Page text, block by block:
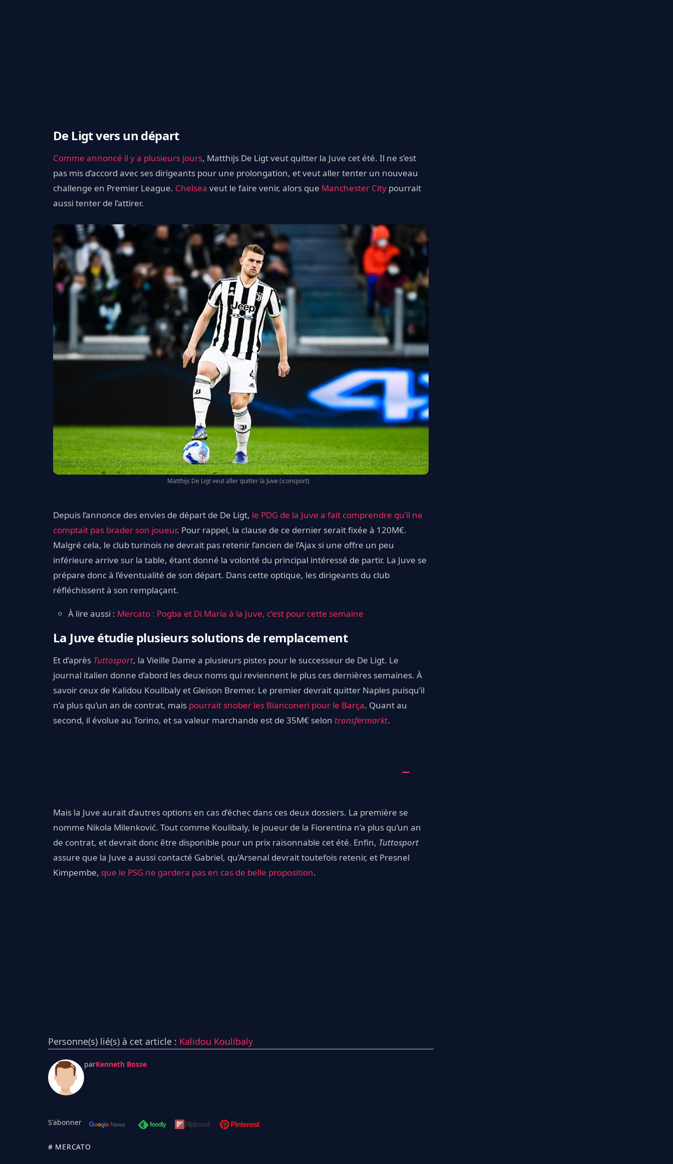
De Ligt vers un départ
Comme annoncé il y a plusieurs jours, Matthijs De Ligt veut quitter la Juve cet été. Il ne s’est
pas mis d’accord avec ses dirigeants pour une prolongation, et veut aller tenter un nouveau
challenge en Premier League. Chelsea veut le faire venir, alors que Manchester City pourrait
aussi tenter de l’attirer.
Matthijs De Ligt veut aller quitter la Juve (iconsport)
Depuis l’annonce des envies de départ de De Ligt, le PDG de la Juve a fait comprendre qu’il ne
comptait pas brader son joueur. Pour rappel, la clause de ce dernier serait fixée à 120M€.
Malgré cela, le club turinois ne devrait pas retenir l’ancien de l’Ajax si une offre un peu
inférieure arrive sur la table, étant donné la volonté du principal intéressé de partir. La Juve se
prépare donc à l’éventualité de son départ. Dans cette optique, les dirigeants du club
réfléchissent à son remplaçant.
À lire aussi : Mercato : Pogba et Di María à la Juve, c’est pour cette semaine
La Juve étudie plusieurs solutions de remplacement
Et d’après Tuttosport, la Vieille Dame a plusieurs pistes pour le successeur de De Ligt. Le
journal italien donne d’abord les deux noms qui reviennent le plus ces dernières semaines. À
savoir ceux de Kalidou Koulibaly et Gleison Bremer. Le premier devrait quitter Naples puisqu’il
n’a plus qu’un an de contrat, mais pourrait snober les Bianconeri pour le Barça. Quant au
second, il évolue au Torino, et sa valeur marchande est de 35M€ selon transfermarkt.
Mais la Juve aurait d’autres options en cas d’échec dans ces deux dossiers. La première se
nomme Nikola Milenković. Tout comme Koulibaly, le joueur de la Fiorentina n’a plus qu’un an
de contrat, et devrait donc être disponible pour un prix raisonnable cet été. Enfin, Tuttosport
assure que la Juve a aussi contacté Gabriel, qu’Arsenal devrait toutefois retenir, et Presnel
Kimpembe, que le PSG ne gardera pas en cas de belle proposition.
Personne(s) lié(s) à cet article : Kalidou Koulibaly
parKenneth Bosse
S'abonner
# MERCATO